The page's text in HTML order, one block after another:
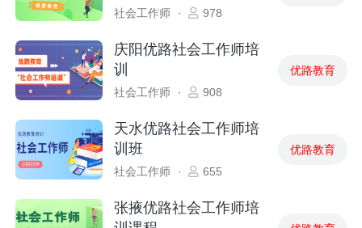
社会工作师 · 978
庆阳优路社会工作师培
训
社会工作师 · 908
优路教育
天水优路社会工作师培
训班
社会工作师 · 655
优路教育
张掖优路社会工作师培